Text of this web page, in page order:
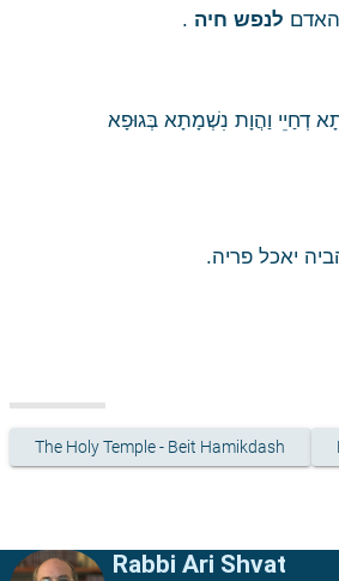
האדם לנפש חיה .
יאכל פריה.
The Holy Temple - Beit Hamikdash
Rabbi Ari Shvat